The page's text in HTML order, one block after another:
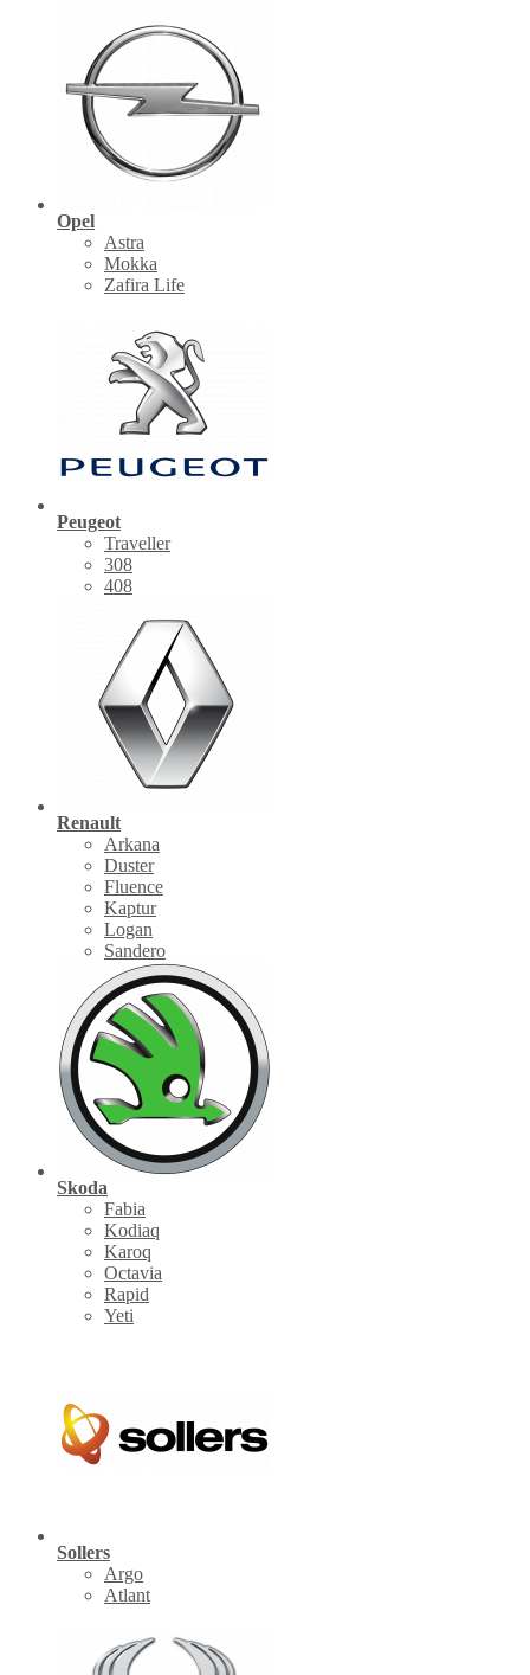
Opel
Astra
Mokka
Zafira Life
Peugeot
Traveller
308
408
Renault
Arkana
Duster
Fluence
Kaptur
Logan
Sandero
Skoda
Fabia
Kodiaq
Karoq
Octavia
Rapid
Yeti
Sollers
Argo
Atlant